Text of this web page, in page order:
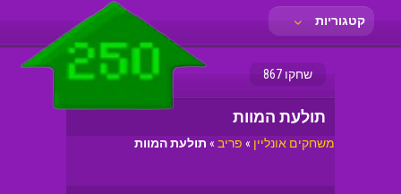
קטגוריות
שחקו 867
תולעת המוות
משחקים אונליין » פריב » תולעת המוות